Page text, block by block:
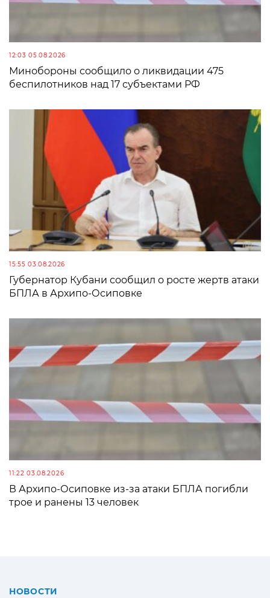
12:03 05.08.2026
Минобороны сообщило о ликвидации 475
беспилотников над 17 субъектами РФ
15:55 03.08.2026
Губернатор Кубани сообщил о росте жертв атаки
БПЛА в Архипо-Осиповке
11:22 03.08.2026
В Архипо-Осиповке из-за атаки БПЛА погибли
трое и ранены 13 человек
НОВОСТИ